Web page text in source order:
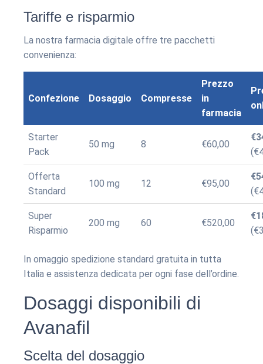
Tariffe e risparmio
La nostra farmacia digitale offre tre pacchetti
convenienza:
Confezione Dosaggio Compresse
Prezzo
in
farmacia
Starter
Pack
50 mg 8 €60,00
Offerta
Standard
100 mg 12 €95,00
Super
Risparmio
200 mg 60 €520,00
In omaggio spedizione standard gratuita in tutta
Italia e assistenza dedicata per ogni fase dell’ordine.
Dosaggi disponibili di
Avanafil
Scelta del dosaggio